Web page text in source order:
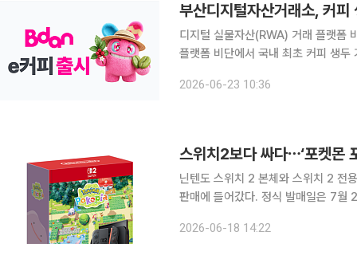
부산디지털자산거래소, 커피
디지털 실물자산(RWA) 거래 플랫폼
플랫폼 비단에서 국내 최초 커피 생두 기
2026-06-23 10:36
스위치2보다 싸다⋯‘포켓몬
닌텐도 스위치 2 본체와 스위치 2 전
판매에 들어갔다. 정식 발매일은 7월 2일
용자는 닌텐도 e숍에서 게임을 내려
2026-06-18 14:22